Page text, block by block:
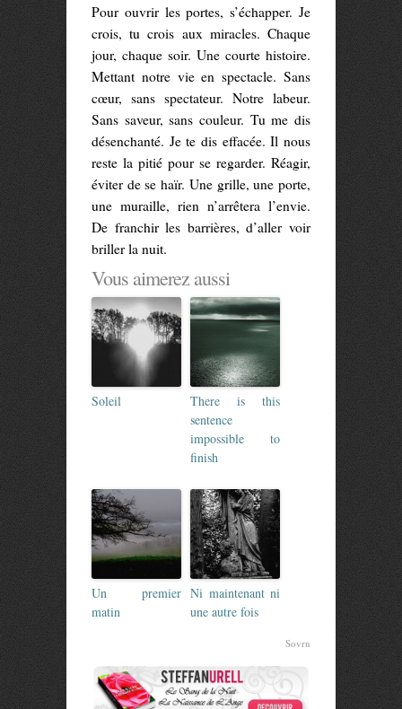
Pour ouvrir les portes, s’échapper. Je
crois, tu crois aux miracles. Chaque
jour, chaque soir. Une courte histoire.
Mettant notre vie en spectacle. Sans
cœur, sans spectateur. Notre labeur.
Sans saveur, sans couleur. Tu me dis
désenchanté. Je te dis effacée. Il nous
reste la pitié pour se regarder. Réagir,
éviter de se haïr. Une grille, une porte,
une muraille, rien n’arrêtera l’envie.
De franchir les barrières, d’aller voir
briller la nuit.
Vous aimerez aussi
Soleil
There is this
sentence
impossible to
finish
Un premier
matin
Ni maintenant ni
une autre fois
Sovrn